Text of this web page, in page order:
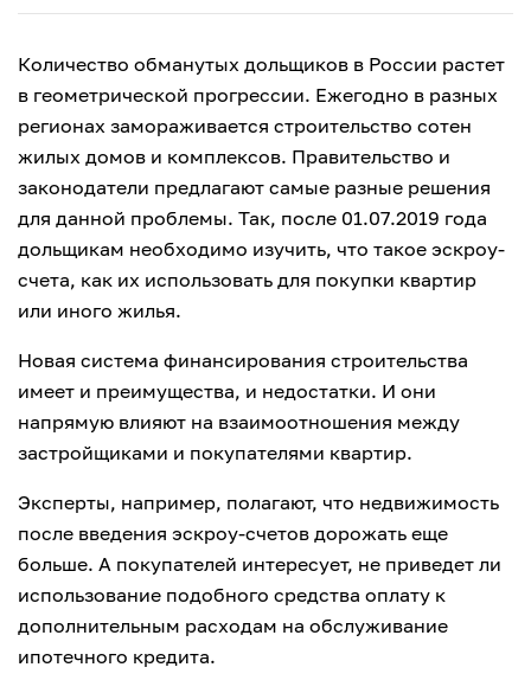
Количество обманутых дольщиков в России растет
в геометрической прогрессии. Ежегодно в разных
регионах замораживается строительство сотен
жилых домов и комплексов. Правительство и
законодатели предлагают самые разные решения
для данной проблемы. Так, после 01.07.2019 года
дольщикам необходимо изучить, что такое эскроу-
счета, как их использовать для покупки квартир
или иного жилья.
Новая система финансирования строительства
имеет и преимущества, и недостатки. И они
напрямую влияют на взаимоотношения между
застройщиками и покупателями квартир.
Эксперты, например, полагают, что недвижимость
после введения эскроу-счетов дорожать еще
больше. А покупателей интересует, не приведет ли
использование подобного средства оплату к
дополнительным расходам на обслуживание
ипотечного кредита.